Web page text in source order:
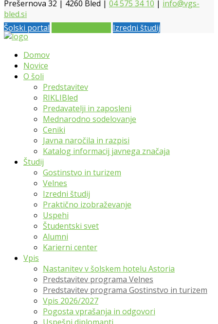
Prešernova 32 | 4260 Bled | 04 575 34 10 | info@vgs-
bled.si
Šolski portal
Izredni študij
Domov
Novice
O šoli
Predstavitev
RIKLIBled
Predavatelji in zaposleni
Mednarodno sodelovanje
Ceniki
Javna naročila in razpisi
Katalog informacij javnega značaja
Študij
Gostinstvo in turizem
Velnes
Izredni študij
Praktično izobraževanje
Uspehi
Študentski svet
Alumni
Karierni center
Vpis
Nastanitev v šolskem hotelu Astoria
Predstavitev programa Velnes
Predstavitev programa Gostinstvo in turizem
Vpis 2026/2027
Pogosta vprašanja in odgovori